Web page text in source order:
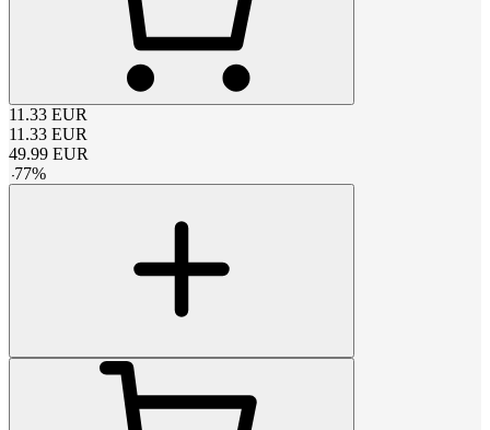
11.33 EUR
11.33 EUR
49.99 EUR
-77%